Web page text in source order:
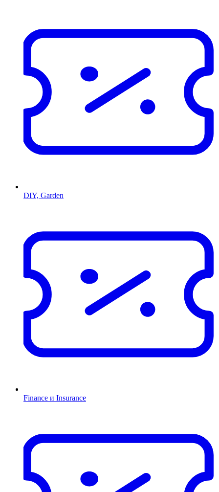
DIY, Garden
Finance и Insurance